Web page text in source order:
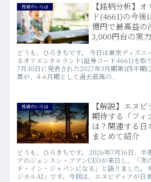
投資のいろは
【銘柄分析】
ド(4661)の今後
億円で最高益の
3,000円台の実
どうも、ひろきちです。 今日は東京ディズニ
るオリエンタルランド(証券コード4661)を取
7月30日に発表された2027年3月期第1四半期
算が、4-6月期として過去最高の...
投資のいろは
【解説】エヌ
期待する「フィ
は？関連する日
まとめて紹介
どうも、ひろきちです。 2026年7月16日、半
アのジェンスン・フアンCEOが来日し、「次
ド・イン・ジャパンになる」と語りました。
ジカルAI」です。今回は、エヌビディアが日